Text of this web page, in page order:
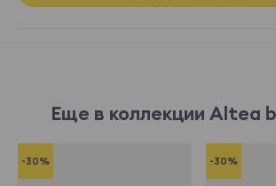
Еще в коллекции Altea
-30% -30%